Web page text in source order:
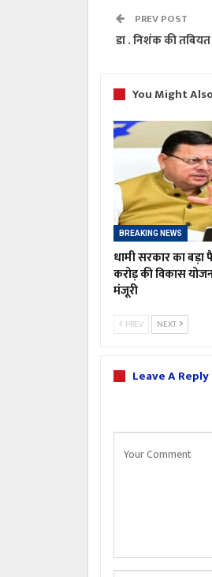
PREV POST
डा . निशंक की तबियत
You Might
BREAKING NEWS
धामी सरकार का
करोड़ की विकास
मंजूरी
PREV NEXT
Leave A Reply